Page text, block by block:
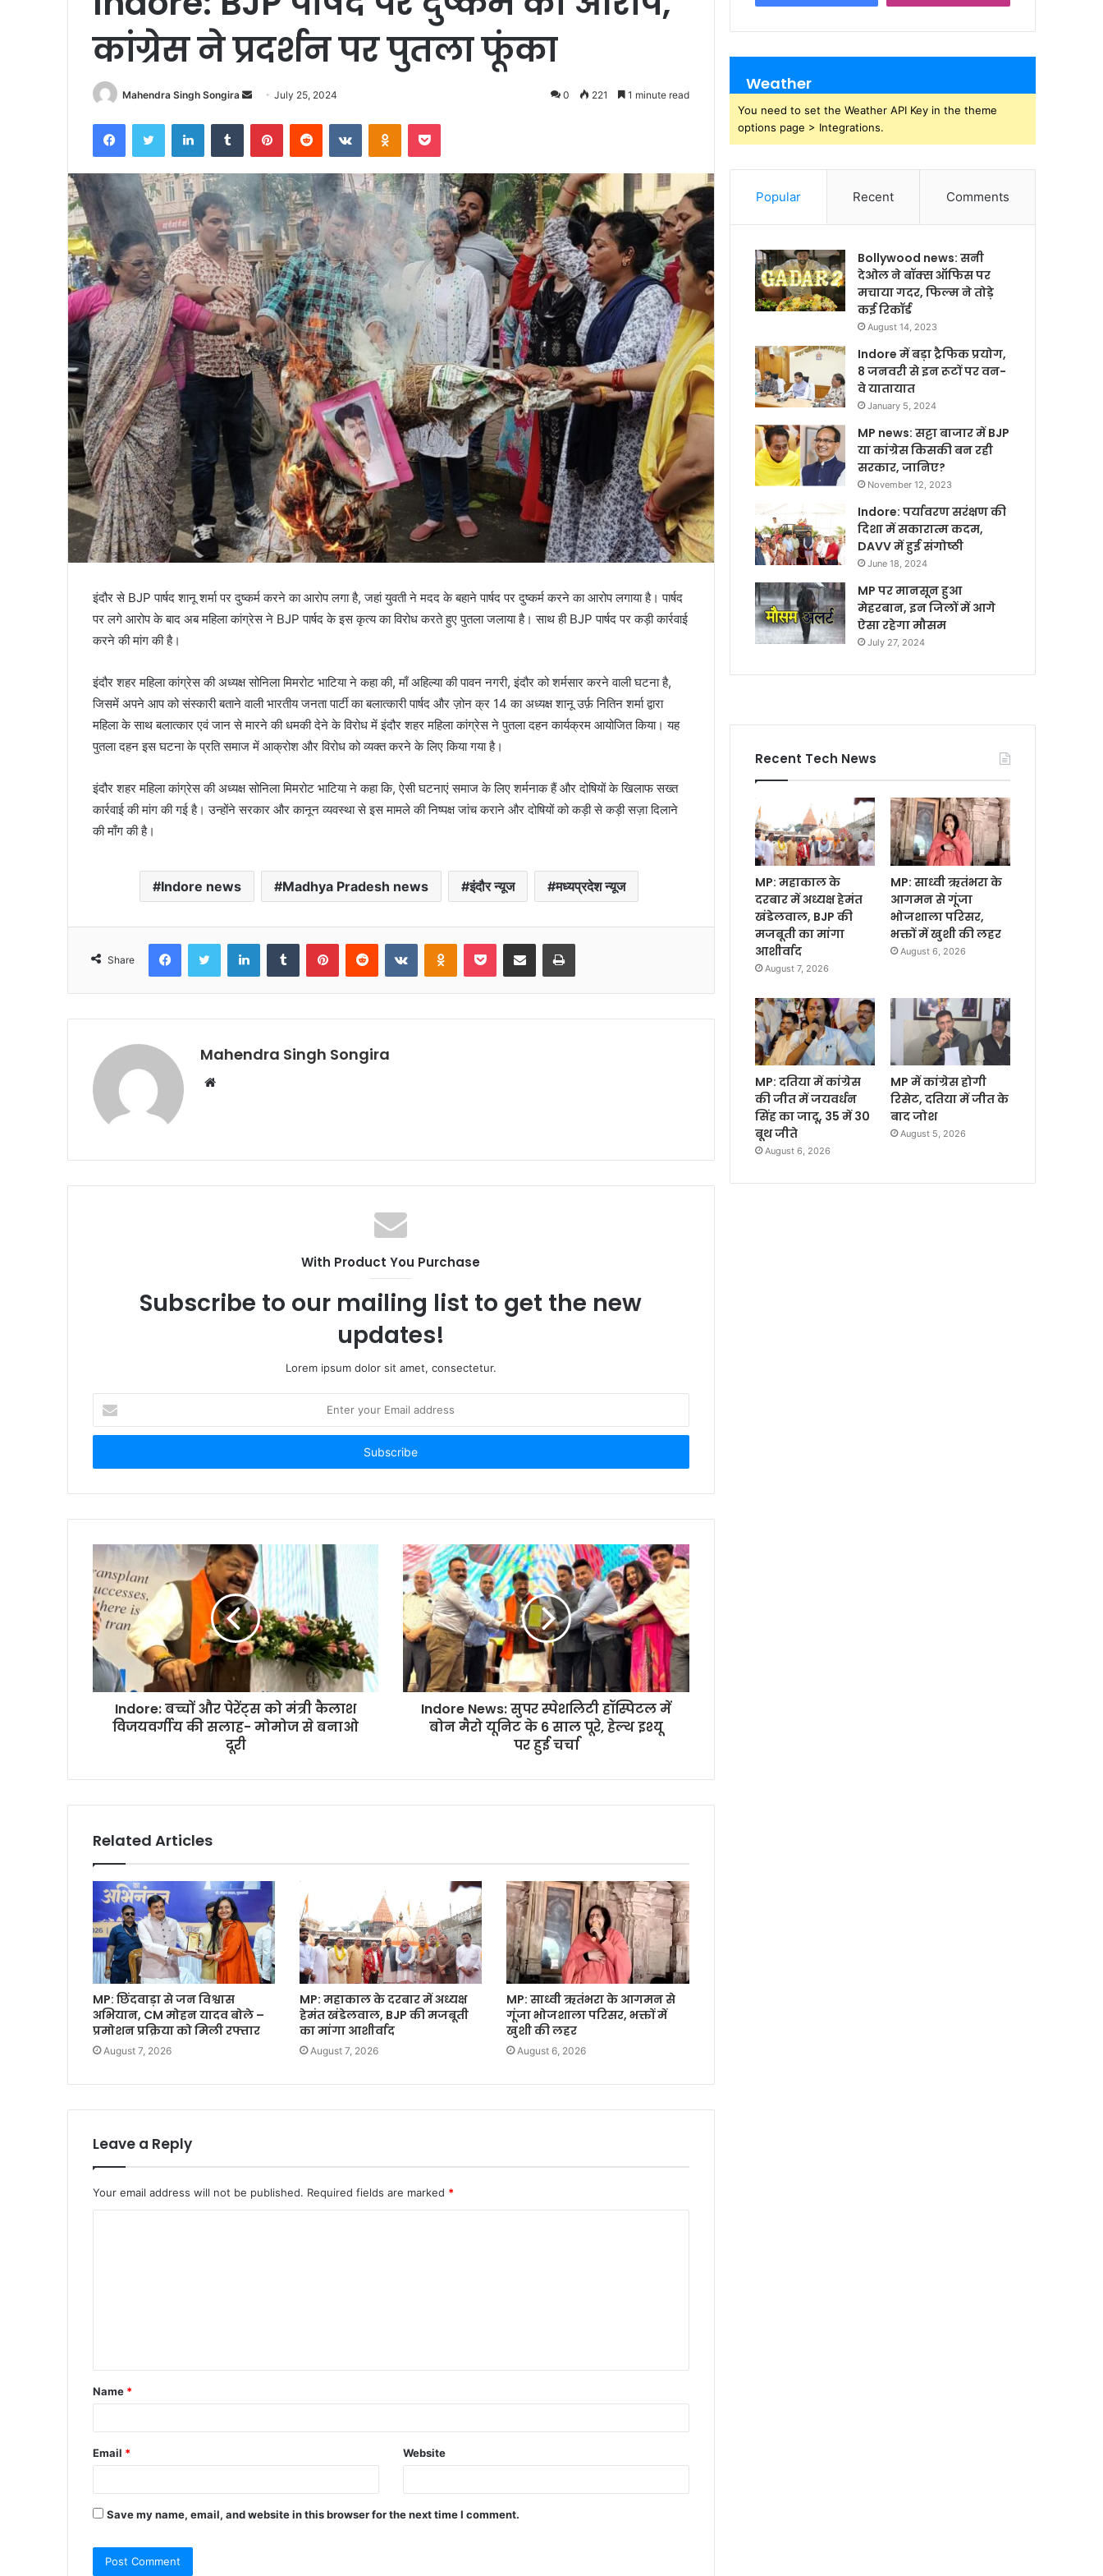
कांग्रेस ने प्रदर्शन पर पुतला फूंका
Mahendra Singh Songira
Send
email
July 25, 2024 0 221 1 minute read
FacebookTwitter LinkedInTumblr PinterestReddit VKontakteOdnoklassniki
Pocket
इंदौर से BJP पार्षद शानू शर्मा पर दुष्कर्म करने का आरोप लगा है, जहां युवती ने मदद के बहाने पार्षद पर दुष्कर्म करने का आरोप लगाया है। पार्षद
पर लगे आरोप के बाद अब महिला कांग्रेस ने BJP पार्षद के इस कृत्य का विरोध करते हुए पुतला जलाया है। साथ ही BJP पार्षद पर कड़ी कार्रवाई
करने की मांग की है।
इंदौर शहर महिला कांग्रेस की अध्यक्ष सोनिला मिमरोट भाटिया ने कहा की, माँ अहिल्या की पावन नगरी, इंदौर को शर्मसार करने वाली घटना है,
जिसमें अपने आप को संस्कारी बताने वाली भारतीय जनता पार्टी का बलात्कारी पार्षद और ज़ोन क्र 14 का अध्यक्ष शानू उर्फ़ नितिन शर्मा द्वारा
महिला के साथ बलात्कार एवं जान से मारने की धमकी देने के विरोध में इंदौर शहर महिला कांग्रेस ने पुतला दहन कार्यक्रम आयोजित किया। यह
पुतला दहन इस घटना के प्रति समाज में आक्रोश और विरोध को व्यक्त करने के लिए किया गया है।
इंदौर शहर महिला कांग्रेस की अध्यक्ष सोनिला मिमरोट भाटिया ने कहा कि, ऐसी घटनाएं समाज के लिए शर्मनाक हैं और दोषियों के खिलाफ सख्त
कार्रवाई की मांग की गई है। उन्होंने सरकार और कानून व्यवस्था से इस मामले की निष्पक्ष जांच कराने और दोषियों को कड़ी से कड़ी सज़ा दिलाने
की माँग की है।
Indore news Madhya Pradesh news इंदौर न्यूज मध्यप्रदेश न्यूज
Share
FacebookTwitter LinkedInTumblr PinterestReddit VKontakteOdnoklassniki
Pocket Share via Email Print
Mahendra Singh Songira
Website
With Product You Purchase
Subscribe to our mailing list to get the new
updates!
Lorem ipsum dolor sit amet, consectetur.
your
Email
Indore: बच्चों और पेरेंट्स को मंत्री कैलाश
विजयवर्गीय की सलाह- मोमोज से बनाओ
दूरी
Indore News: सुपर स्पेशलिटी हॉस्पिटल में
बोन मैरो यूनिट के 6 साल पूरे, हेल्थ इश्यू
पर हुई चर्चा
Related Articles
MP: छिंदवाड़ा से जन विश्वास
अभियान, CM मोहन यादव बोले –
प्रमोशन प्रक्रिया को मिली रफ्तार
August 7, 2026
MP: महाकाल के दरबार में अध्यक्ष
हेमंत खंडेलवाल, BJP की मजबूती
का मांगा आशीर्वाद
August 7, 2026
MP: साध्वी ऋतंभरा के आगमन से
गूंजा भोजशाला परिसर, भक्तों में
खुशी की लहर
August 6, 2026
Leave a Reply
Your email address will not be published. Required fields are marked *
t
*
Name *
Email * Website
Save my name, email, and website in this browser for the next time I comment.
Weather
You need to set the Weather API Key in the theme
options page > Integrations.
Popular Recent Comments
Bollywood news: सनी
देओल ने बॉक्स ऑफिस पर
मचाया गदर, फिल्म ने तोड़े
कई रिकॉर्ड
August 14, 2023
Indore में बड़ा ट्रैफिक प्रयोग,
8 जनवरी से इन रूटों पर वन-
वे यातायात
January 5, 2024
MP news: सट्टा बाजार में BJP
या कांग्रेस किसकी बन रही
सरकार, जानिए?
November 12, 2023
Indore: पर्यावरण सरंक्षण की
दिशा में सकारात्म कदम,
DAVV में हुई संगोष्ठी
June 18, 2024
MP पर मानसून हुआ
मेहरबान, इन जिलों में आगे
ऐसा रहेगा मौसम
July 27, 2024
Recent Tech News
MP: महाकाल के
दरबार में अध्यक्ष हेमंत
खंडेलवाल, BJP की
मजबूती का मांगा
आशीर्वाद
August 7, 2026
MP: साध्वी ऋतंभरा के
आगमन से गूंजा
भोजशाला परिसर,
भक्तों में खुशी की लहर
August 6, 2026
MP: दतिया में कांग्रेस
की जीत में जयवर्धन
सिंह का जादू, 35 में 30
बूथ जीते
August 6, 2026
MP में कांग्रेस होगी
रिसेट, दतिया में जीत के
बाद जोश
August 5, 2026